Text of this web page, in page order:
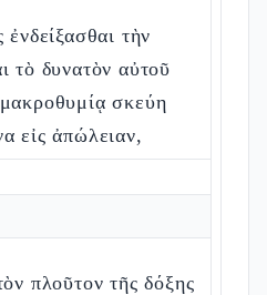
τὴν
τὸ δυνατὸν αὐτοῦ
σκεύη
εἰς ἀπώλειαν,
πλοῦτον τῆς δόξης